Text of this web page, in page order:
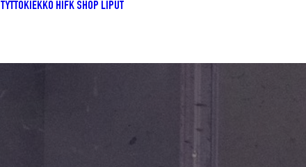
TYTTÖKIEKKO HIFK SHOP LIPUT